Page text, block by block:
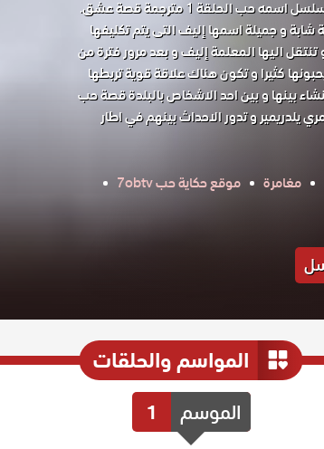
و جميلة اسمها إليف التى يتم تكليفها
اليها المعلمة إليف و بعد مرور فترة من
كثيرا و تكون هناك علاقة قوية تربطها
بينها و بين احد الاشخاص بالبلدة قصة حب
يلدريمير و تدور الاحداث بينهم في اطار
مغامرة
موقع حكاية حب 7obtv
المواسم والحلقات
الموسم 1